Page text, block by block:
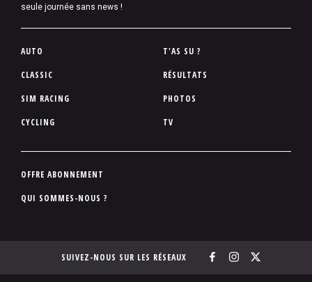
seule journée sans news !
P
d
d
p
e
AUTO
CLASSIC
SIM RACING
CYCLING
T'AS SU ?
RÉSULTATS
PHOTOS
TV
P
d
p
OFFRE ABONNEMENT
QUI SOMMES-NOUS ?
SUIVEZ-NOUS SUR LES RÉSEAUX